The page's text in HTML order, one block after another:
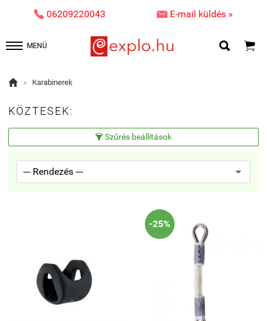
 06209220043  E-mail küldés »
MENÜ  
 » Karabinerek
KÖZTESEK:
 Szűrés beállítások
-25%